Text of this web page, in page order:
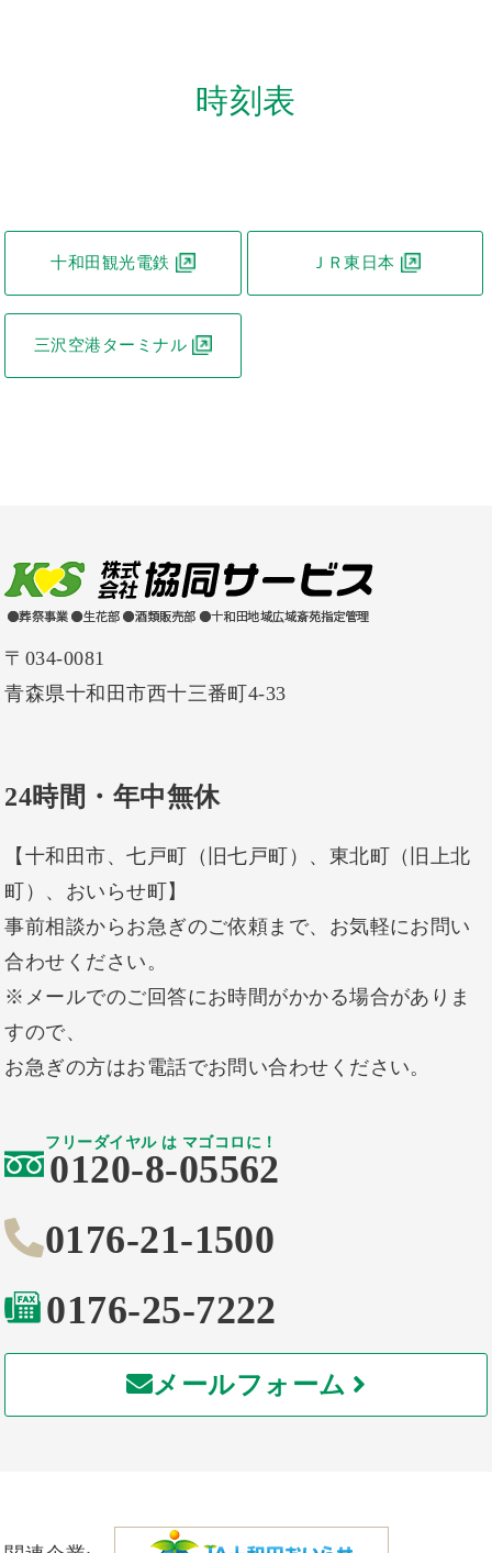
時刻表
十和田観光電鉄 ＪＲ東日本
三沢空港ターミナル
〒034-0081
青森県十和田市西十三番町4-33
24時間・年中無休
【十和田市、七戸町（旧七戸町）、東北町（旧上北
町）、おいらせ町】
事前相談からお急ぎのご依頼まで、お気軽にお問い
合わせください。
※メールでのご回答にお時間がかかる場合がありま
すので、
お急ぎの方はお電話でお問い合わせください。
フリーダイヤル は マゴコロに！
0120-8-05562
0176-21-1500
0176-25-7222
メールフォーム